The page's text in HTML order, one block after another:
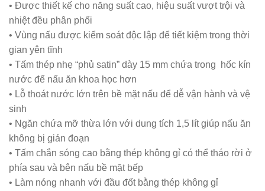
• Được thiết kế cho năng suất cao, hiệu suất vượt trội và
nhiệt đều phân phối
• Vùng nấu được kiểm soát độc lập để tiết kiệm trong thời
gian yên tĩnh
• Tấm thép nhẹ “phủ satin” dày 15 mm chứa trong hốc kín
nước để nấu ăn khoa học hơn
• Lỗ thoát nước lớn trên bề mặt nấu để dễ vận hành và vệ
sinh
• Ngăn chứa mỡ thừa lớn với dung tích 1,5 lít giúp nấu ăn
không bị gián đoạn
• Tấm chắn sóng cao bằng thép không gỉ có thể tháo rời ở
phía sau và bên nấu bề mặt bếp
• Làm nóng nhanh với đầu đốt bằng thép không gỉ